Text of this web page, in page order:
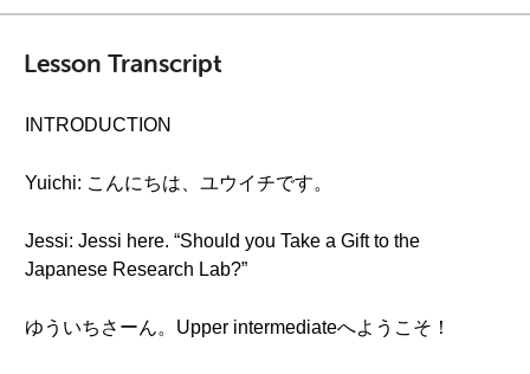
Lesson Transcript
INTRODUCTION
Yuichi: こんにちは、ユウイチです。
Jessi: Jessi here. “Should you Take a Gift to the
Japanese Research Lab?”
ゆういちさーん。Upper intermediateへようこそ！